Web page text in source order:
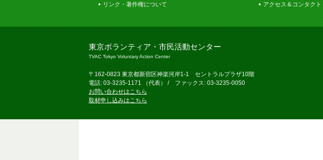
リンク・著作権について アクセス＆コンタクト
東京ボランティア・市民活動センター
TVAC Tokyo Voluntary Action Center
〒162-0823 東京都新宿区神楽河岸1-1 セントラルプラザ10階
電話: 03-3235-1171 （代表） / ファックス: 03-3235-0050
お問い合わせはこちら
取材申し込みはこちら